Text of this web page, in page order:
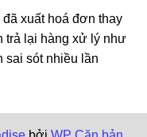
xuất hoá đơn thay
trả lại hàng xử lý như
sai sót nhiều lần